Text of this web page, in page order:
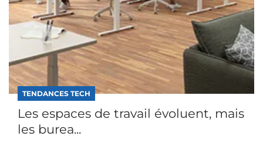
TENDANCES TECH
Les espaces de travail évoluent, mais
les burea...